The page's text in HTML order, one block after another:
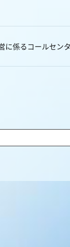
に係るコールセン